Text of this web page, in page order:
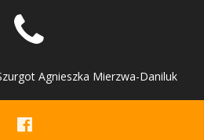
Agnieszka Mierzwa-Daniluk